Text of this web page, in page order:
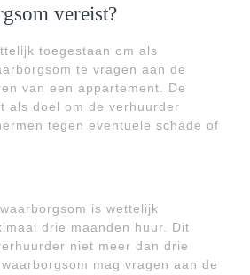
vereist?
toegestaan om als
te vragen aan de
van een appartement. De
als doel om de verhuurder
tegen eventuele schade of
is wettelijk
drie maanden huur. Dit
niet meer dan drie
mag vragen aan de